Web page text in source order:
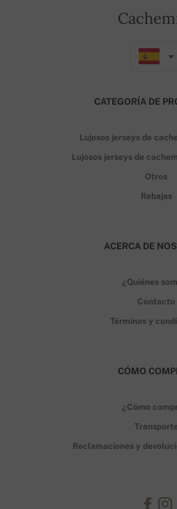
CATEGORÍA DE
Lujosos jerseys de
Lujosos jerseys de
Otros
Rebajas
ACERCA DE
¿Quiénes
Contacto
Términos y
CÓMO
¿Cómo
Transporte
Reclamaciones y